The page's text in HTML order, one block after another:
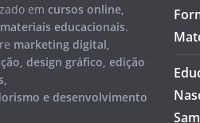
em cursos online,
educacionais.
marketing digital,
design gráfico, edição
e desenvolvimento